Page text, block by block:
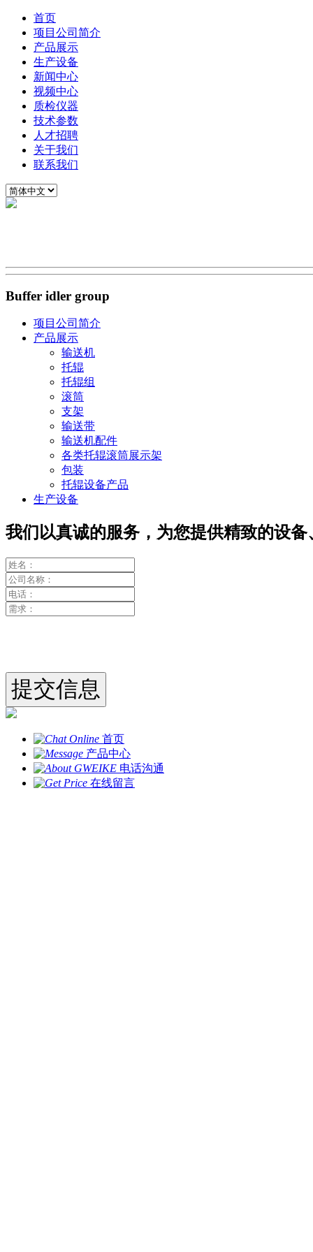
首页
项目公司简介
产品展示
生产设备
新闻中心
视频中心
质检仪器
技术参数
人才招聘
关于我们
联系我们
Buffer idler group
项目公司简介
产品展示
输送机
托辊
托辊组
滚筒
支架
输送带
输送机配件
各类托辊滚筒展示架
包装
托辊设备产品
生产设备
我们以真诚的服务，为您提供精致的设
首页
产品中心
电话沟通
在线留言